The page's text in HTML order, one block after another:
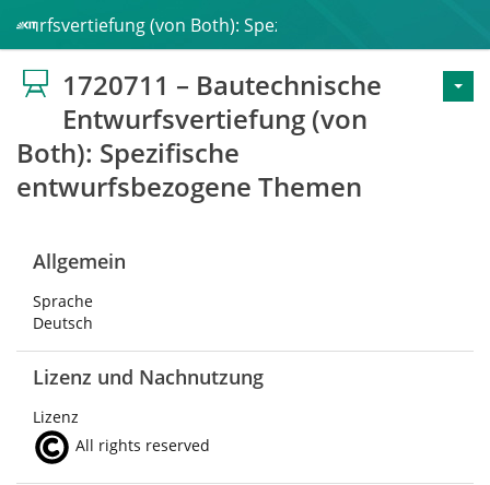
(von Both): Spezifische
1720711 – Bautechnische
Entwurfsvertiefung (von
Both): Spezifische
entwurfsbezogene Themen
Allgemein
Sprache
Deutsch
Lizenz und Nachnutzung
Lizenz
All rights reserved